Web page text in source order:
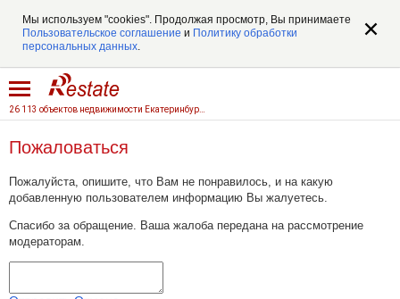
Мы используем "cookies". Продолжая просмотр, Вы принимаете
Пользовательское соглашение и Политику обработки
персональных данных.
Пожаловаться
Пожалуйста, опишите, что Вам не понравилось, и на какую
добавленную пользователем информацию Вы жалуетесь.
Спасибо за обращение. Ваша жалоба передана на рассмотрение
модераторам.